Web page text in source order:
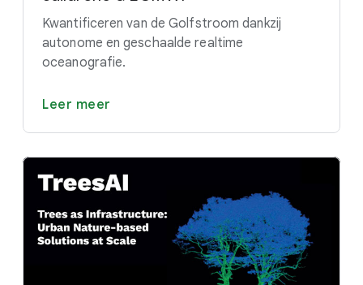
Kwantificeren van de Golfstroom dankzij
autonome en geschaalde realtime
oceanografie.
Leer meer